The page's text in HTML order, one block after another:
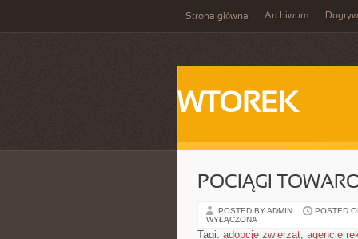
Strona główna Archiwum
WTOREK
POCIĄGI
POSTED BY ADMIN POSTED
WYŁĄCZONA
Tagi: adopcje zwierząt, agencje